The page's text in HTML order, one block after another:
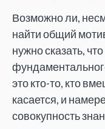
Возможно ли,
найти общий
нужно сказать,
это кто-то, кто
касается, и
совокупность